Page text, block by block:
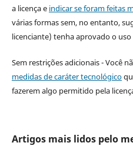
a licença e indicar se foram feitas
várias formas sem, no entanto,
licenciante) tenha aprovado o
Sem restrições adicionais - Você
medidas de caráter tecnológico
fazerem algo permitido pela
Artigos mais lidos pelo